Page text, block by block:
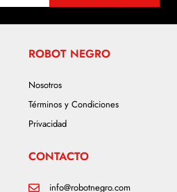
ROBOT NEGRO
Nosotros
Términos y Condiciones
Privacidad
CONTACTO
info@robotnegro.com